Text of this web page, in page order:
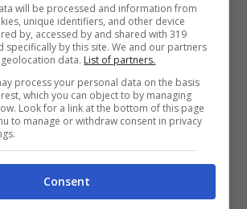
il caos che ci sarà nella
impossibile trovare
inoltre molte strade saranno
i mezzi pubblici saranno
da dormire nelle immediate
Saremo, tuttavia, non sarà
will be processed and information from
unique identifiers, and other device
by, accessed by and shared with 319
specifically by this site. We and our partners
data. List of partners.
process your personal data on the basis
which you can object to by managing
Look for a link at the bottom of this page
to manage or withdraw consent in privacy
Consent